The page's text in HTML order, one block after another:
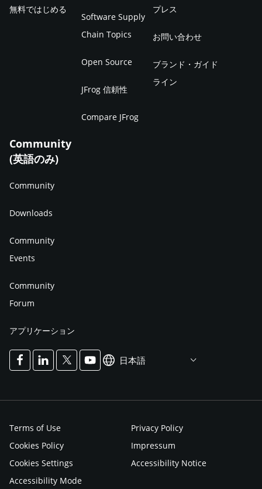
無料ではじめる
Software Supply
Chain Topics
Open Source
JFrog 信頼性
Compare JFrog
プレス
お問い合わせ
ブランド・ガイド
ライン
Community
(英語のみ)
Community
Downloads
Community
Events
Community
Forum
アプリケーション
日本語
Terms of Use
Privacy Policy
Cookies Policy
Impressum
Cookies Settings
Accessibility Notice
Accessibility Mode